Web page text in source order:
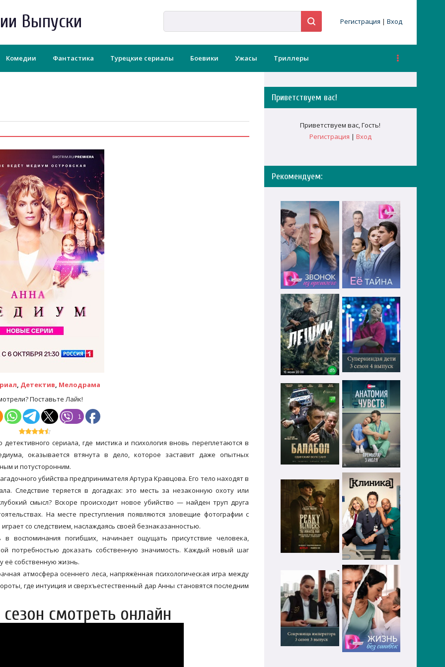
Выпуски Регистрация | Вход
Комедии Фантастика Турецкие сериалы Боевики Ужасы Триллеры
, Детектив, Мелодрама
Поставьте Лайк!
1
сериала, где мистика и психология вновь переплетаются в
оказывается втянута в дело, которое заставит даже опытных
и потусторонним.
убийства предпринимателя Артура Кравцова. Его тело находят в
Следствие теряется в догадках: это месть за незаконную охоту или
смысл? Вскоре происходит новое убийство — найден труп друга
На месте преступления появляются зловещие фотографии с
со следствием, наслаждаясь своей безнаказанностью.
воспоминания погибших, начинает ощущать присутствие человека,
потребностью доказать собственную значимость. Каждый новый шаг
её собственную жизнь.
атмосфера осеннего леса, напряжённая психологическая игра между
где интуиция и сверхъестественный дар Анны становятся последним
смотреть онлайн
Приветствуем вас!
Приветствуем вас,Гость!
Регистрация | Вход
Рекомендуем: